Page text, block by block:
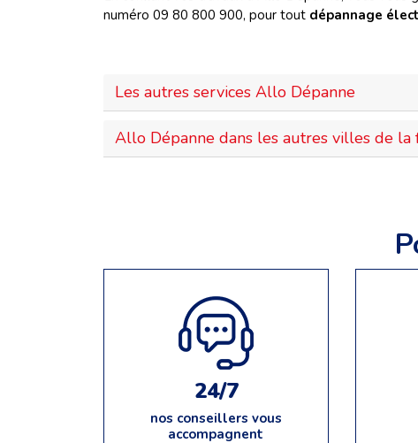
numéro 09 80 800 900, pour tout dépannage
Les autres services Allo Dépanne
Allo Dépanne dans les autres villes de la
24/7
nos conseillers vous
accompagnent